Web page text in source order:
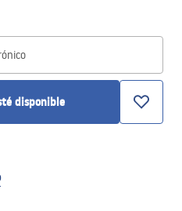
disponible